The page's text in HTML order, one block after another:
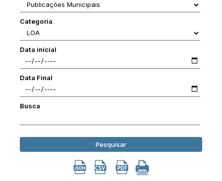
Categoria
Data inícial
Data Final
Busca
Pesquisar